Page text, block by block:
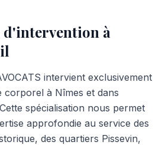
d'intervention à
intervient exclusivement
corporel à Nîmes et dans
spécialisation nous permet
approfondie au service des
des quartiers Pissevin,